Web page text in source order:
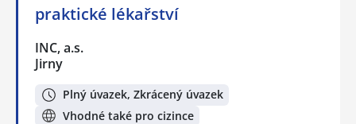
praktické lékařství
INC, a.s.
Jirny
Plný úvazek, Zkrácený úvazek
Vhodné také pro cizince